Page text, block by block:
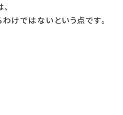
けではないという点です。